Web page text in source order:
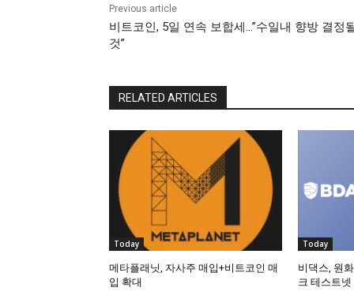
Previous article
비트코인, 5일 연속 보합세…”수일내 향방 결정
것”
RELATED ARTICLES
Today
메타플래닛, 자사주 매입+비트코인 매
입 확대
Today
비댁스, 원
크 테스트넷